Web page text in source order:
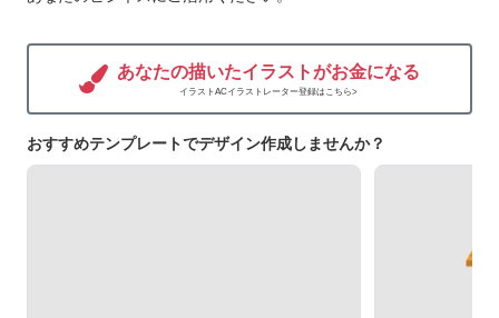
あなたの描いたイラストがお金になる
イラストACイラストレーター登録はこちら>
おすすめテンプレートでデザイン作成しませんか？